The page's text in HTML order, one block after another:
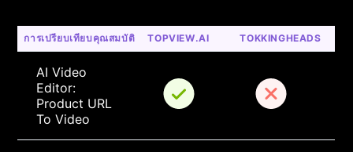
การเปรียบเทียบคุณสมบัติ TOPVIEW.AI TOKKINGHEADS
AI Video
Editor:
Product URL
To Video